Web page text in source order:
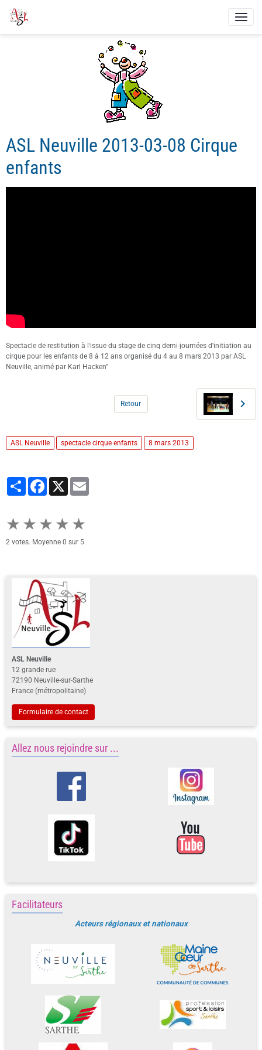
ASL Neuville 2013-03-08 Cirque
enfants
Spectacle de restitution à l'issue du stage de cinq demi-journées d'initiation au
cirque pour les enfants de 8 à 12 ans organisé du 4 au 8 mars 2013 par ASL
Neuville, animé par Karl Hacken"
Retour
ASL Neuville spectacle cirque enfants 8 mars 2013
PartagerFacebook
X
★ ★ ★ ★ ★
2 votes. Moyenne 0 sur 5.
ASL Neuville
12 grande rue
72190 Neuville-sur-Sarthe
France (métropolitaine)
Formulaire de contact
Allez nous rejoindre sur ...
Facilitateurs
Acteurs régionaux et nationaux